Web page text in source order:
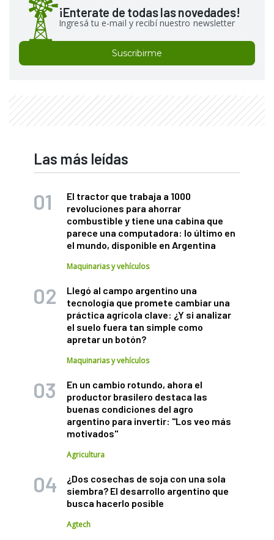
¡Enterate de todas las novedades!
Ingresá tu e-mail y recibí nuestro newsletter
Suscribirme
Las más leídas
El tractor que trabaja a 1000
revoluciones para ahorrar
combustible y tiene una cabina que
parece una computadora: lo último en
el mundo, disponible en Argentina
Maquinarias y vehículos
Llegó al campo argentino una
tecnología que promete cambiar una
práctica agrícola clave: ¿Y si analizar
el suelo fuera tan simple como
apretar un botón?
Maquinarias y vehículos
En un cambio rotundo, ahora el
productor brasilero destaca las
buenas condiciones del agro
argentino para invertir: "Los veo más
motivados"
Agricultura
¿Dos cosechas de soja con una sola
siembra? El desarrollo argentino que
busca hacerlo posible
Agtech